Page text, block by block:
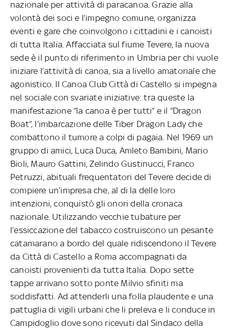
nazionale per attività di paracanoa. Grazie alla
volontà dei soci e l’impegno comune, organizza
eventi e gare che coinvolgono i cittadini e i canoisti
di tutta Italia. Affacciata sul fiume Tevere, la nuova
sede è il punto di riferimento in Umbria per chi vuole
iniziare l’attività di canoa, sia a livello amatoriale che
agonistico. Il Canoa Club Città di Castello si impegna
nel sociale con svariate iniziative: tra queste la
manifestazione “la canoa è per tutti” e il “Dragon
Boat”, l’imbarcazione delle Tiber Dragon Lady che
combattono il tumore a colpi di pagaia. Nel 1969 un
gruppo di amici, Luca Duca, Amleto Bambini, Mario
Bioli, Mauro Gattini, Zelindo Gustinucci, Franco
Petruzzi, abituali frequentatori del Tevere decide di
compiere un’impresa che, al di la delle loro
intenzioni, conquistò gli onori della cronaca
nazionale. Utilizzando vecchie tubature per
l’essiccazione del tabacco costruiscono un pesante
catamarano a bordo del quale ridiscendono il Tevere
da Città di Castello a Roma accompagnati da
canoisti provenienti da tutta Italia. Dopo sette
tappe arrivano sotto ponte Milvio sfiniti ma
soddisfatti. Ad attenderli una folla plaudente e una
pattuglia di vigili urbani che li preleva e li conduce in
Campidoglio dove sono ricevuti dal Sindaco della